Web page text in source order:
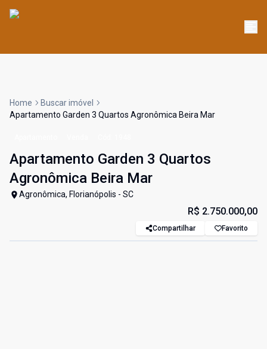
Home
Buscar imóvel
Apartamento Garden 3 Quartos Agronômica Beira Mar
Apartamento Garden 3 Quartos
Agronômica Beira Mar
Agronômica, Florianópolis - SC
R$ 2.750.000,00
Compartilhar Favorito